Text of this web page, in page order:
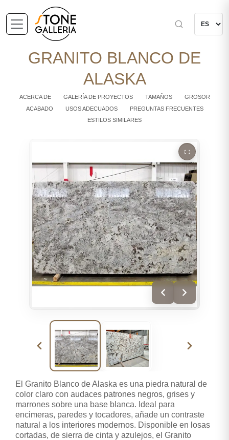
GRANITO BLANCO DE
ALASKA
ACERCA DE GALERÍA DE PROYECTOS TAMAÑOS
GROSOR
ACABADO
USOS ADECUADOS
PREGUNTAS FRECUENTES
ESTILOS SIMILARES
El Granito Blanco de Alaska es una piedra natural de
color claro con audaces patrones negros, grises y
marrones sobre una base blanca. Ideal para
encimeras, paredes y tocadores, añade un contraste
natural a los interiores modernos. Disponible en losas
cortadas, de sierra de cinta y azulejos, el Granito